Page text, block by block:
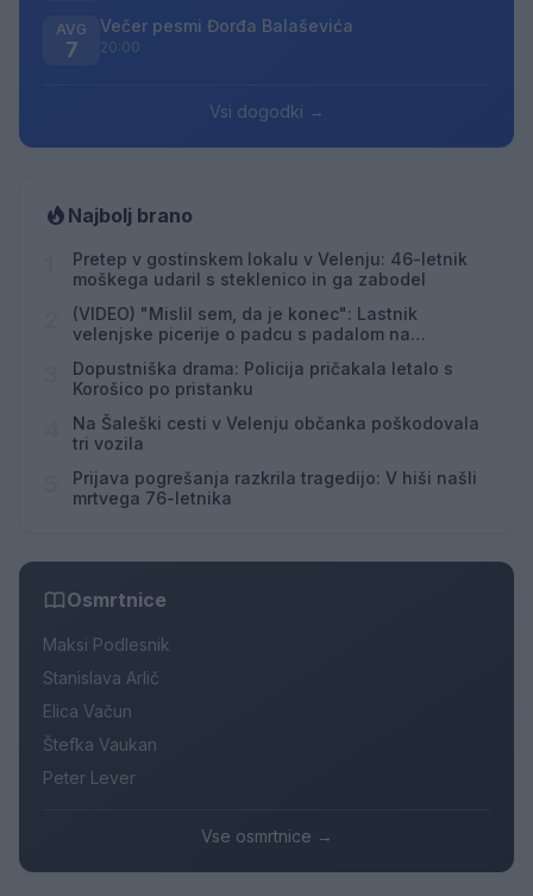
AVG
7
Večer pesmi Đorđa Balaševića
20:00
Vsi dogodki →
Najbolj brano
Pretep v gostinskem lokalu v Velenju: 46-letnik
moškega udaril s steklenico in ga zabodel
(VIDEO) "Mislil sem, da je konec": Lastnik
velenjske picerije o padcu s padalom na
Dopustniška drama: Policija pričakala letalo s
Korošico po pristanku
Na Šaleški cesti v Velenju občanka poškodovala
tri vozila
Prijava pogrešanja razkrila tragedijo: V hiši našli
mrtvega 76-letnika
Osmrtnice
Maksi Podlesnik
Stanislava Arlič
Elica Vačun
Štefka Vaukan
Peter Lever
Vse osmrtnice →